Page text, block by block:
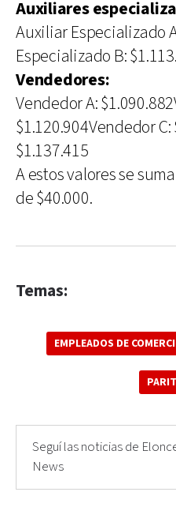
Auxiliares
Auxiliar Especializado
Especializado B:
Vendedores:
Vendedor A:
$1.120.904Vendedor
$1.137.415
A estos valores se
de $40.000.
Temas:
EMPLEADOS DE
Seguí las noticias de
News